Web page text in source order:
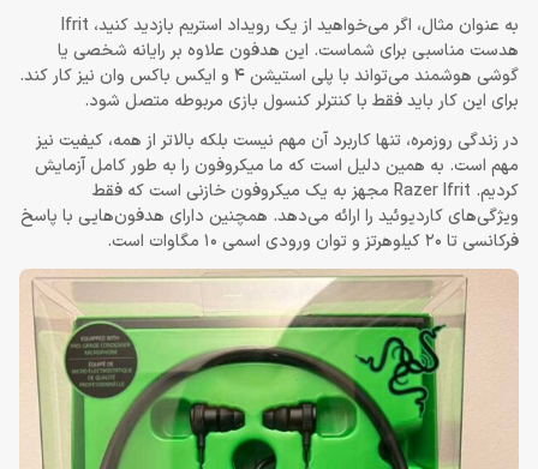
به عنوان مثال، اگر می‌خواهید از یک رویداد استریم بازدید کنید، Ifrit
هدست مناسبی برای شماست. این هدفون علاوه بر رایانه شخصی یا
گوشی هوشمند می‌تواند با پلی استیشن 4 و ایکس باکس وان نیز کار کند.
برای این کار باید فقط با کنترلر کنسول بازی مربوطه متصل شود.
در زندگی روزمره، تنها کاربرد آن مهم نیست بلکه بالاتر از همه، کیفیت نیز
مهم است. به همین دلیل است که ما میکروفون را به طور کامل آزمایش
کردیم. Razer Ifrit مجهز به یک میکروفون خازنی است که فقط
ویژگی‌های کاردیوئید را ارائه می‌دهد. همچنین دارای هدفون‌هایی با پاسخ
فرکانسی تا 20 کیلوهرتز و توان ورودی اسمی 10 مگاوات است.